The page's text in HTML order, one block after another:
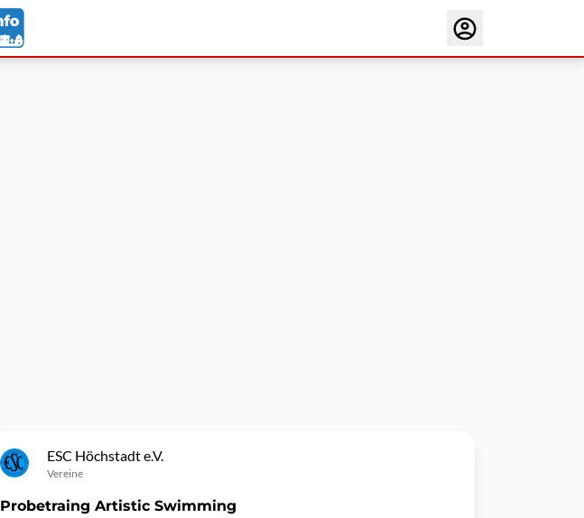
ESC Höchstadt e.V.
Vereine
Probetraing Artistic Swimming